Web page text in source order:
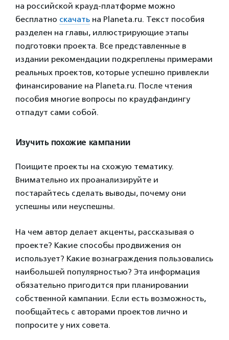
на российской крауд-платформе можно
бесплатно скачать на Planeta.ru. Текст пособия
разделен на главы, иллюстрирующие этапы
подготовки проекта. Все представленные в
издании рекомендации подкреплены примерами
реальных проектов, которые успешно привлекли
финансирование на Planeta.ru. После чтения
пособия многие вопросы по краудфандингу
отпадут сами собой.
Изучить похожие кампании
Поищите проекты на схожую тематику.
Внимательно их проанализируйте и
постарайтесь сделать выводы, почему они
успешны или неуспешны.
На чем автор делает акценты, рассказывая о
проекте? Какие способы продвижения он
использует? Какие вознаграждения пользовались
наибольшей популярностью? Эта информация
обязательно пригодится при планировании
собственной кампании. Если есть возможность,
пообщайтесь с авторами проектов лично и
попросите у них совета.